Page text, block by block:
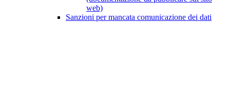
web)
Sanzioni per mancata comunicazione dei dati